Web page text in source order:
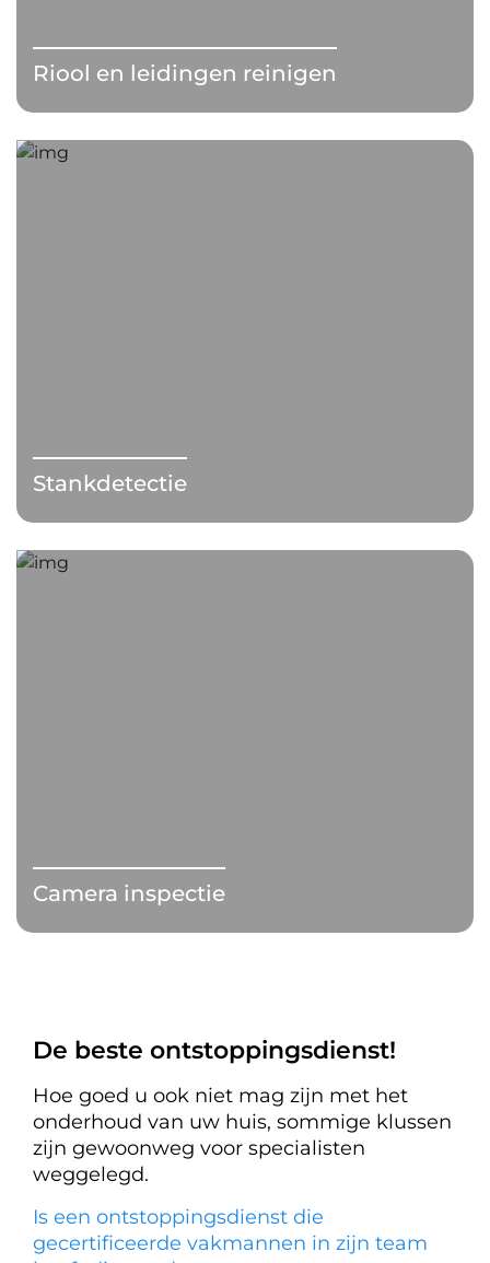
Riool en leidingen reinigen
Stankdetectie
Camera inspectie
De beste ontstoppingsdienst!
Hoe goed u ook niet mag zijn met het
onderhoud van uw huis, sommige klussen
zijn gewoonweg voor specialisten
weggelegd.
Is een ontstoppingsdienst die
gecertificeerde vakmannen in zijn team